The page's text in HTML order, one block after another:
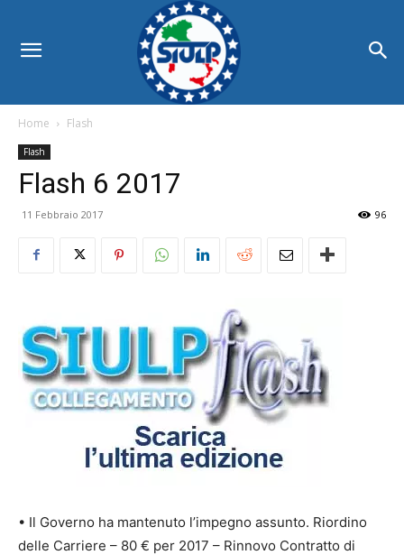
Home Flash
Flash
Flash 6 2017
11 Febbraio 2017 96
• Il Governo ha mantenuto l’impegno assunto. Riordino
delle Carriere – 80 € per 2017 – Rinnovo Contratto di